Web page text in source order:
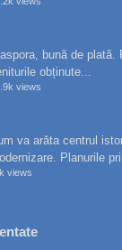
bună de plată.
obținute...
views
va arăta centrul
Planurile
views